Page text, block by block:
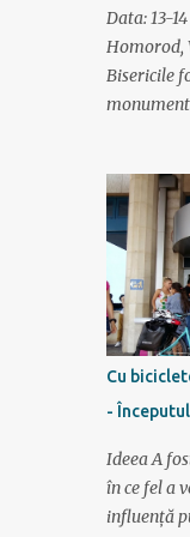
propozitie
usoara" iti
cursa de
pe ce data
costa mai
porti aduni
Data: 13-
Homorod,
Bisericile
Au fost
de sasii
Aproape in
aceasta
avand
fortificatie
barbare
Zidurile
observatie
Astazi ele
valoare
renovate,
Cu
- Începutul
Ideea A
în ce fel a
influență